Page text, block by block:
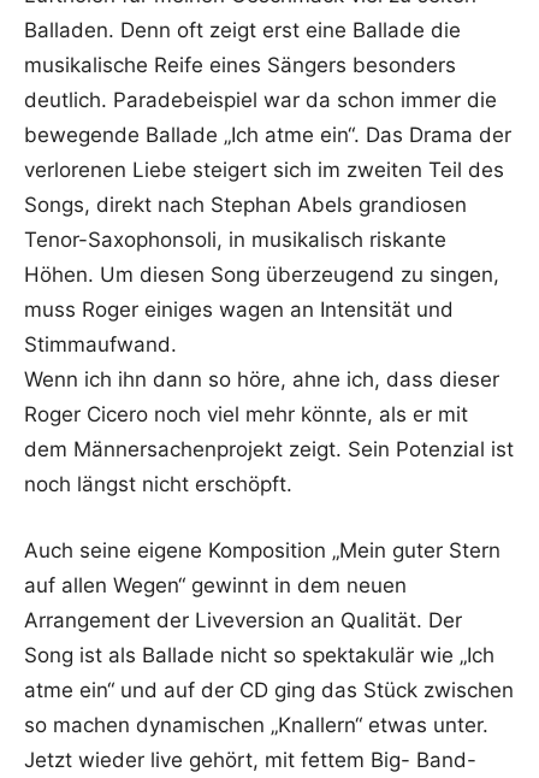
Balladen. Denn oft zeigt erst eine Ballade die
musikalische Reife eines Sängers besonders
deutlich. Paradebeispiel war da schon immer die
bewegende Ballade „Ich atme ein“. Das Drama der
verlorenen Liebe steigert sich im zweiten Teil des
Songs, direkt nach Stephan Abels grandiosen
Tenor-Saxophonsoli, in musikalisch riskante
Höhen. Um diesen Song überzeugend zu singen,
muss Roger einiges wagen an Intensität und
Stimmaufwand.
Wenn ich ihn dann so höre, ahne ich, dass dieser
Roger Cicero noch viel mehr könnte, als er mit
dem Männersachenprojekt zeigt. Sein Potenzial ist
noch längst nicht erschöpft.
Auch seine eigene Komposition „Mein guter Stern
auf allen Wegen“ gewinnt in dem neuen
Arrangement der Liveversion an Qualität. Der
Song ist als Ballade nicht so spektakulär wie „Ich
atme ein“ und auf der CD ging das Stück zwischen
so machen dynamischen „Knallern“ etwas unter.
Jetzt wieder live gehört, mit fettem Big- Band-